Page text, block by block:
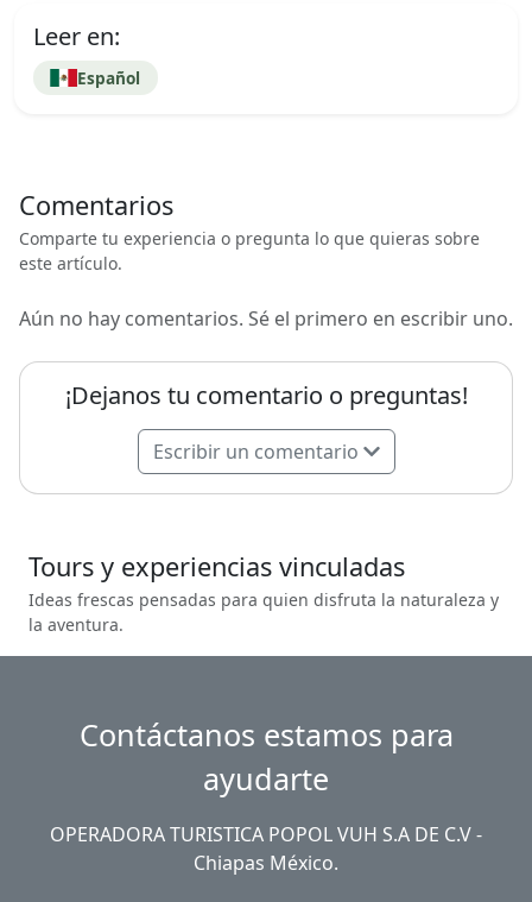
Leer en:
Español
Comentarios
Comparte tu experiencia o pregunta lo que quieras sobre
este artículo.
Aún no hay comentarios. Sé el primero en escribir uno.
¡Dejanos tu comentario o preguntas!
Escribir un comentario
Tours y experiencias vinculadas
Ideas frescas pensadas para quien disfruta la naturaleza y
la aventura.
Contáctanos estamos para
ayudarte
OPERADORA TURISTICA POPOL VUH S.A DE C.V -
Chiapas México.